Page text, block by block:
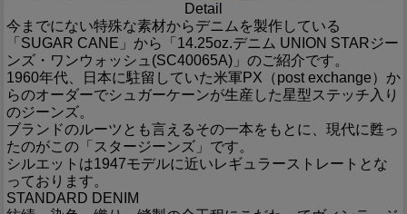
Detail
今までにない特殊な素材からデニムを製作している
「SUGAR CANE」から「14.25oz.デニム UNION STARジー
ンズ・ワンウォッシュ(SC40065A)」のご紹介です。
1960年代、日本に駐留していた米軍PX（post exchange）か
らのオーダーでシュガーケーンが生産した星型ステッチ入り
のジーンズ。
ブランドのルーツとも言えるその一本をもとに、現代に甦っ
たのがこの「スタージーンズ」です。
シルエットは1947モデルに近いレギュラーストレートとな
っております。
STANDARD DENIM